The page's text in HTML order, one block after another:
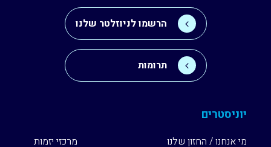
הרשמו לניוזלטר שלנו
תרומות
יוניסטרים
מי אנחנו / החזון שלנו מרכזי יזמות